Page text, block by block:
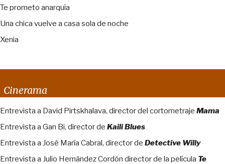
Te prometo anarquía
Una chica vuelve a casa sola de noche
Xenia
Cinerama
Entrevista a David Pirtskhalava, director del cortometraje Mama
Entrevista a Gan Bi, director de Kaili Blues
Entrevista a José María Cabral, director de Detective Willy
Entrevista a Julio Hernández Cordón director de la película Te